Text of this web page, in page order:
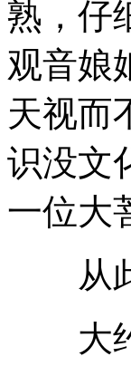
熟，仔
观音娘
天视而
识没文
一位大
从此
大约